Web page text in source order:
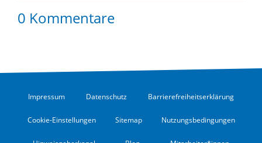
0 Kommentare
Impressum Datenschutz Barrierefreiheitserklärung
Cookie-Einstellungen Sitemap Nutzungsbedingungen